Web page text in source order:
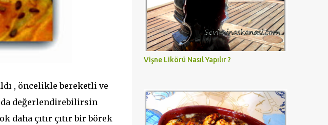
, öncelikle bereketli ve
değerlendirebilirsin
daha çıtır çıtır bir börek
Vişne Likörü Nasıl Yapılır ?